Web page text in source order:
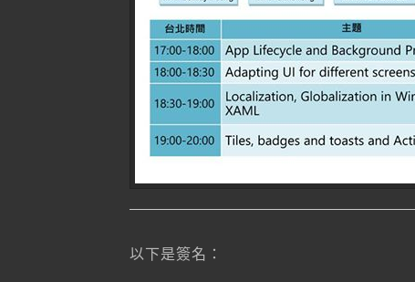
以下是簽名：